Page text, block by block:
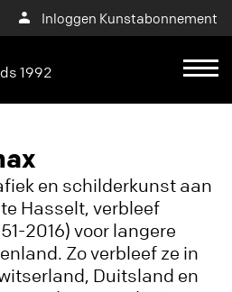
Inloggen Kunstabonnement
1992
en schilderkunst aan
Hasselt, verbleef
2016) voor langere
Zo verbleef ze in
Duitsland en